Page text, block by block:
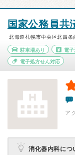
国家公務員共
北海道札幌市中央区北四条
駐車場あり 電
電子処方せん対応
ア
消化器内科につ